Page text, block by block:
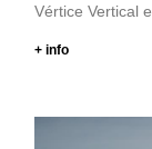
Vértice Vertical
+ info